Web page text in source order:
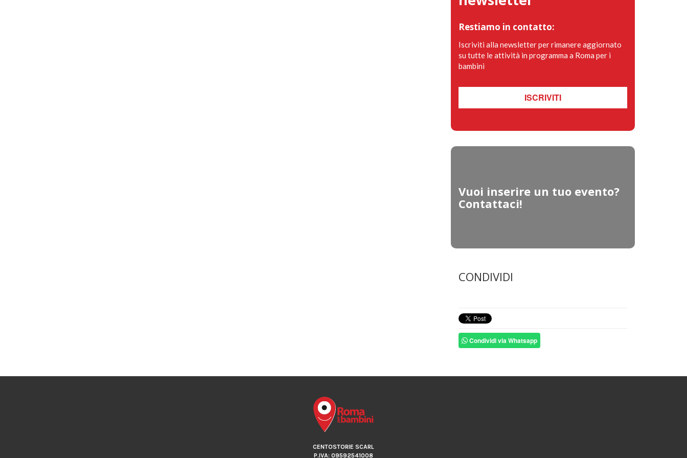
Restiamo in contatto:
Iscriviti alla newsletter per rimanere aggiornato
su tutte le attività in programma a Roma per i
bambini
ISCRIVITI
Vuoi inserire un tuo evento?
Contattaci!
CONDIVIDI
Condividi via Whatsapp
CENTOSTORIE SCARL
P.IVA: 09592541008